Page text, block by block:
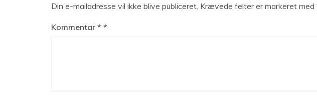
Din e-mailadresse vil ikke blive publiceret. Krævede felter er markeret med
Kommentar *